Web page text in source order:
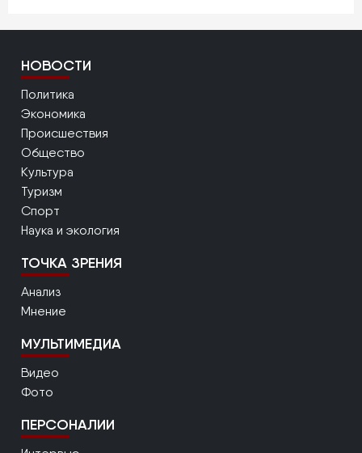
НОВОСТИ
Политика
Экономика
Происшествия
Общество
Культура
Туризм
Спорт
Наука и экология
ТОЧКА ЗРЕНИЯ
Анализ
Мнение
МУЛЬТИМЕДИА
Видео
Фото
ПЕРСОНАЛИИ